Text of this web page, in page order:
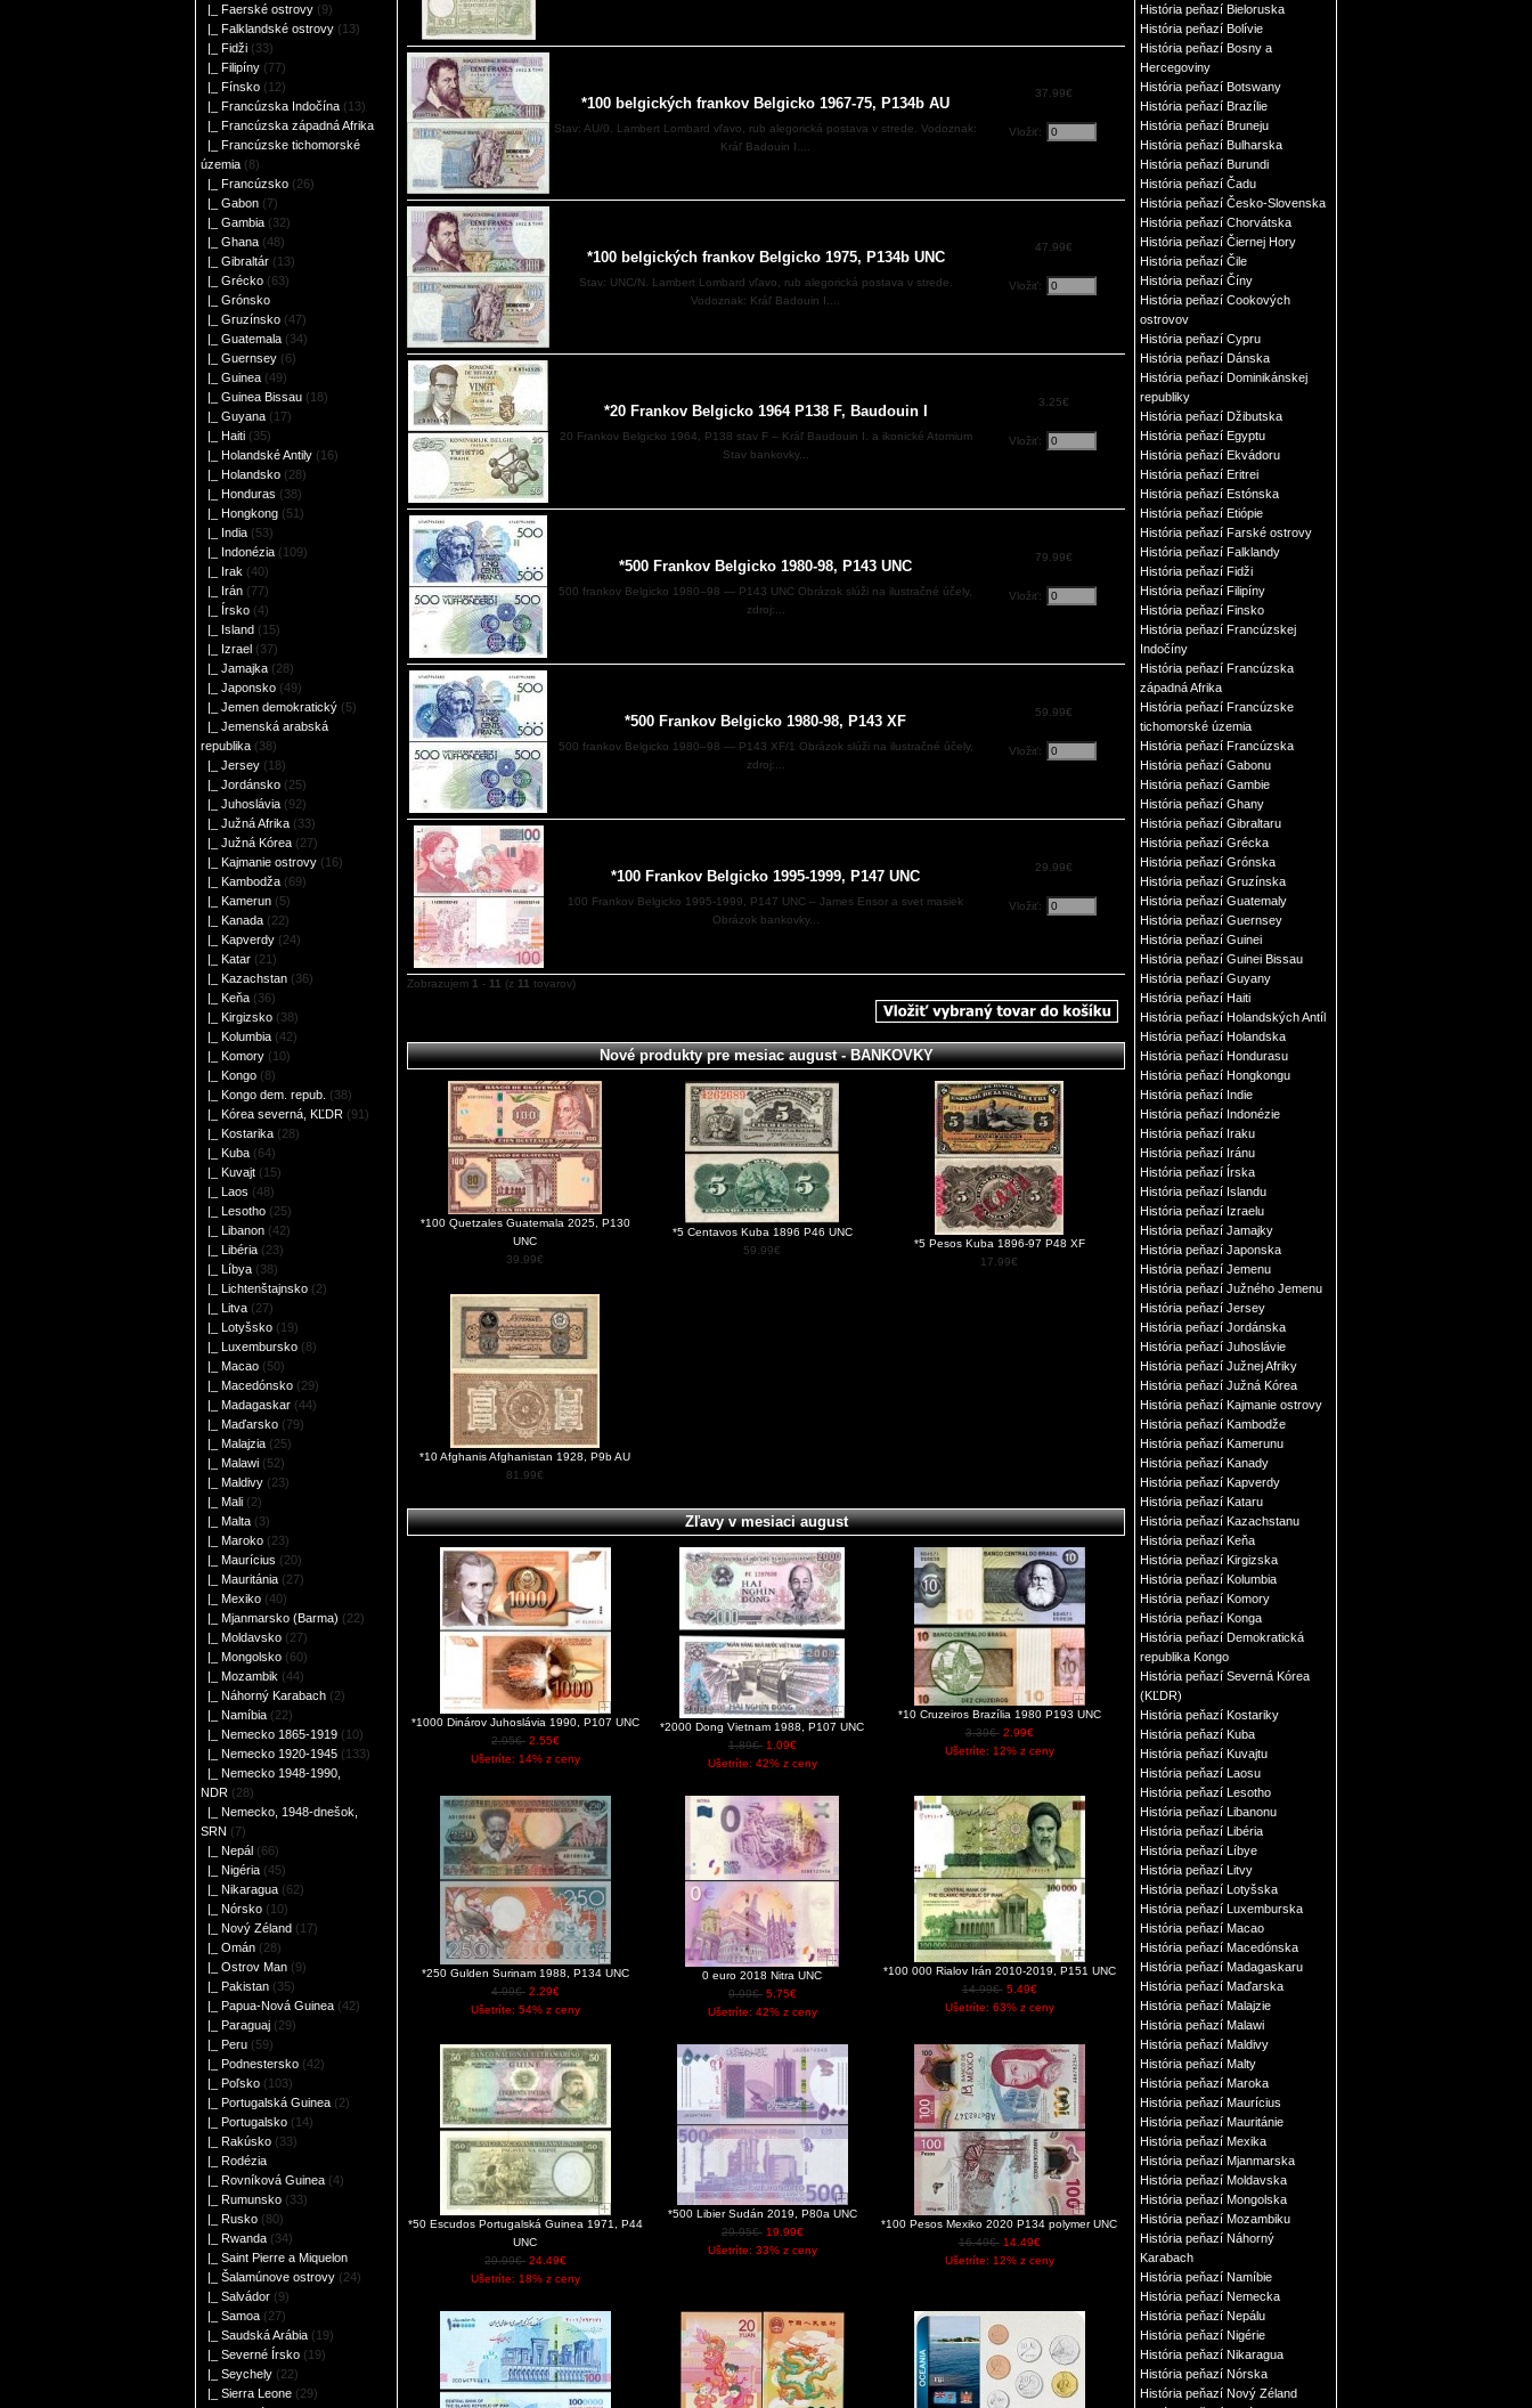
|_ Faerské ostrovy (9)
|_ Falklandské ostrovy (13)
|_ Fidži (33)
|_ Filipíny (77)
|_ Fínsko (12)
|_ Francúzska Indočína (13)
|_ Francúzska západná Afrika
|_ Francúzske tichomorské
územia (8)
|_ Francúzsko (26)
|_ Gabon (7)
|_ Gambia (32)
|_ Ghana (48)
|_ Gibraltár (13)
|_ Grécko (63)
|_ Grónsko
|_ Gruzínsko (47)
|_ Guatemala (34)
|_ Guernsey (6)
|_ Guinea (49)
|_ Guinea Bissau (18)
|_ Guyana (17)
|_ Haiti (35)
|_ Holandské Antily (16)
|_ Holandsko (28)
|_ Honduras (38)
|_ Hongkong (51)
|_ India (53)
|_ Indonézia (109)
|_ Irak (40)
|_ Irán (77)
|_ Írsko (4)
|_ Island (15)
|_ Izrael (37)
|_ Jamajka (28)
|_ Japonsko (49)
|_ Jemen demokratický (5)
|_ Jemenská arabská
republika (38)
|_ Jersey (18)
|_ Jordánsko (25)
|_ Juhoslávia (92)
|_ Južná Afrika (33)
|_ Južná Kórea (27)
|_ Kajmanie ostrovy (16)
|_ Kambodža (69)
|_ Kamerun (5)
|_ Kanada (22)
|_ Kapverdy (24)
|_ Katar (21)
|_ Kazachstan (36)
|_ Keňa (36)
|_ Kirgizsko (38)
|_ Kolumbia (42)
|_ Komory (10)
|_ Kongo (8)
|_ Kongo dem. repub. (38)
|_ Kórea severná, KĽDR (91)
|_ Kostarika (28)
|_ Kuba (64)
|_ Kuvajt (15)
|_ Laos (48)
|_ Lesotho (25)
|_ Libanon (42)
|_ Libéria (23)
|_ Líbya (38)
|_ Lichtenštajnsko (2)
|_ Litva (27)
|_ Lotyšsko (19)
|_ Luxembursko (8)
|_ Macao (50)
|_ Macedónsko (29)
|_ Madagaskar (44)
|_ Maďarsko (79)
|_ Malajzia (25)
|_ Malawi (52)
|_ Maldivy (23)
|_ Mali (2)
|_ Malta (3)
|_ Maroko (23)
|_ Maurícius (20)
|_ Mauritánia (27)
|_ Mexiko (40)
|_ Mjanmarsko (Barma) (22)
|_ Moldavsko (27)
|_ Mongolsko (60)
|_ Mozambik (44)
|_ Náhorný Karabach (2)
|_ Namíbia (22)
|_ Nemecko 1865-1919 (10)
|_ Nemecko 1920-1945 (133)
|_ Nemecko 1948-1990,
NDR (28)
|_ Nemecko, 1948-dnešok,
SRN (7)
|_ Nepál (66)
|_ Nigéria (45)
|_ Nikaragua (62)
|_ Nórsko (10)
|_ Nový Zéland (17)
|_ Omán (28)
|_ Ostrov Man (9)
|_ Pakistan (35)
|_ Papua-Nová Guinea (42)
|_ Paraguaj (29)
|_ Peru (59)
|_ Podnestersko (42)
|_ Poľsko (103)
|_ Portugalská Guinea (2)
|_ Portugalsko (14)
|_ Rakúsko (33)
|_ Rodézia
|_ Rovníková Guinea (4)
|_ Rumunsko (33)
|_ Rusko (80)
|_ Rwanda (34)
|_ Saint Pierre a Miquelon
|_ Šalamúnove ostrovy (24)
|_ Salvádor (9)
|_ Samoa (27)
|_ Saudská Arábia (19)
|_ Severné Írsko (19)
|_ Seychely (22)
|_ Sierra Leone (29)
*100 belgických frankov Belgicko 1967-75, P134b AU
Stav: AU/0. Lambert Lombard vľavo, rub alegorická postava v strede. Vodoznak:
Kráľ Badouin I....
37.99€
Vložiť:
*100 belgických frankov Belgicko 1975, P134b UNC
Stav: UNC/N. Lambert Lombard vľavo, rub alegorická postava v strede.
Vodoznak: Kráľ Badouin I....
47.99€
Vložiť:
*20 Frankov Belgicko 1964 P138 F, Baudouin I
20 Frankov Belgicko 1964, P138 stav F – Kráľ Baudouin I. a ikonické Atomium
Stav bankovky...
3.25€
Vložiť:
*500 Frankov Belgicko 1980-98, P143 UNC
500 frankov Belgicko 1980–98 — P143 UNC Obrázok slúži na ilustračné účely,
zdroj:...
79.99€
Vložiť:
*500 Frankov Belgicko 1980-98, P143 XF
500 frankov Belgicko 1980–98 — P143 XF/1 Obrázok slúži na ilustračné účely,
zdroj:...
59.99€
Vložiť:
*100 Frankov Belgicko 1995-1999, P147 UNC
100 Frankov Belgicko 1995-1999, P147 UNC – James Ensor a svet masiek
Obrázok bankovky...
29.99€
Vložiť:
Zobrazujem 1 - 11 (z 11 tovarov)
Nové produkty pre mesiac august - BANKOVKY
*100 Quetzales Guatemala 2025, P130
UNC
39.99€
*5 Centavos Kuba 1896 P46 UNC
59.99€
*5 Pesos Kuba 1896-97 P48 XF
17.99€
*10 Afghanis Afghanistan 1928, P9b AU
81.99€
Zľavy v mesiaci august
*1000 Dinárov Juhoslávia 1990, P107 UNC
2.95€ 2.55€
Ušetríte: 14% z ceny
*2000 Dong Vietnam 1988, P107 UNC
1.89€ 1.09€
Ušetríte: 42% z ceny
*10 Cruzeiros Brazília 1980 P193 UNC
3.39€ 2.99€
Ušetríte: 12% z ceny
*250 Gulden Surinam 1988, P134 UNC
4.99€ 2.29€
Ušetríte: 54% z ceny
0 euro 2018 Nitra UNC
9.99€ 5.75€
Ušetríte: 42% z ceny
*100 000 Rialov Irán 2010-2019, P151 UNC
14.99€ 5.49€
Ušetríte: 63% z ceny
*50 Escudos Portugalská Guinea 1971, P44
UNC
29.99€ 24.49€
Ušetríte: 18% z ceny
*500 Libier Sudán 2019, P80a UNC
29.95€ 19.99€
Ušetríte: 33% z ceny
*100 Pesos Mexiko 2020 P134 polymer UNC
16.49€ 14.49€
Ušetríte: 12% z ceny
História peňazí Bieloruska
História peňazí Bolívie
História peňazí Bosny a
Hercegoviny
História peňazí Botswany
História peňazí Brazílie
História peňazí Bruneju
História peňazí Bulharska
História peňazí Burundi
História peňazí Čadu
História peňazí Česko-Slovenska
História peňazí Chorvátska
História peňazí Čiernej Hory
História peňazí Čile
História peňazí Číny
História peňazí Cookových
ostrovov
História peňazí Cypru
História peňazí Dánska
História peňazí Dominikánskej
republiky
História peňazí Džibutska
História peňazí Egyptu
História peňazí Ekvádoru
História peňazí Eritrei
História peňazí Estónska
História peňazí Etiópie
História peňazí Farské ostrovy
História peňazí Falklandy
História peňazí Fidži
História peňazí Filipíny
História peňazí Finsko
História peňazí Francúzskej
Indočíny
História peňazí Francúzska
západná Afrika
História peňazí Francúzske
tichomorské územia
História peňazí Francúzska
História peňazí Gabonu
História peňazí Gambie
História peňazí Ghany
História peňazí Gibraltaru
História peňazí Grécka
História peňazí Grónska
História peňazí Gruzínska
História peňazí Guatemaly
História peňazí Guernsey
História peňazí Guinei
História peňazí Guinei Bissau
História peňazí Guyany
História peňazí Haiti
História peňazí Holandských Antíl
História peňazí Holandska
História peňazí Hondurasu
História peňazí Hongkongu
História peňazí Indie
História peňazí Indonézie
História peňazí Iraku
História peňazí Iránu
História peňazí Írska
História peňazí Islandu
História peňazí Izraelu
História peňazí Jamajky
História peňazí Japonska
História peňazí Jemenu
História peňazí Južného Jemenu
História peňazí Jersey
História peňazí Jordánska
História peňazí Juhoslávie
História peňazí Južnej Afriky
História peňazí Južná Kórea
História peňazí Kajmanie ostrovy
História peňazí Kambodže
História peňazí Kamerunu
História peňazí Kanady
História peňazí Kapverdy
História peňazí Kataru
História peňazí Kazachstanu
História peňazí Keňa
História peňazí Kirgizska
História peňazí Kolumbia
História peňazí Komory
História peňazí Konga
História peňazí Demokratická
republika Kongo
História peňazí Severná Kórea
(KĽDR)
História peňazí Kostariky
História peňazí Kuba
História peňazí Kuvajtu
História peňazí Laosu
História peňazí Lesotho
História peňazí Libanonu
História peňazí Libéria
História peňazí Líbye
História peňazí Litvy
História peňazí Lotyšska
História peňazí Luxemburska
História peňazí Macao
História peňazí Macedónska
História peňazí Madagaskaru
História peňazí Maďarska
História peňazí Malajzie
História peňazí Malawi
História peňazí Maldivy
História peňazí Malty
História peňazí Maroka
História peňazí Maurícius
História peňazí Mauritánie
História peňazí Mexika
História peňazí Mjanmarska
História peňazí Moldavska
História peňazí Mongolska
História peňazí Mozambiku
História peňazí Náhorný
Karabach
História peňazí Namíbie
História peňazí Nemecka
História peňazí Nepálu
História peňazí Nigérie
História peňazí Nikaragua
História peňazí Nórska
História peňazí Nový Zéland